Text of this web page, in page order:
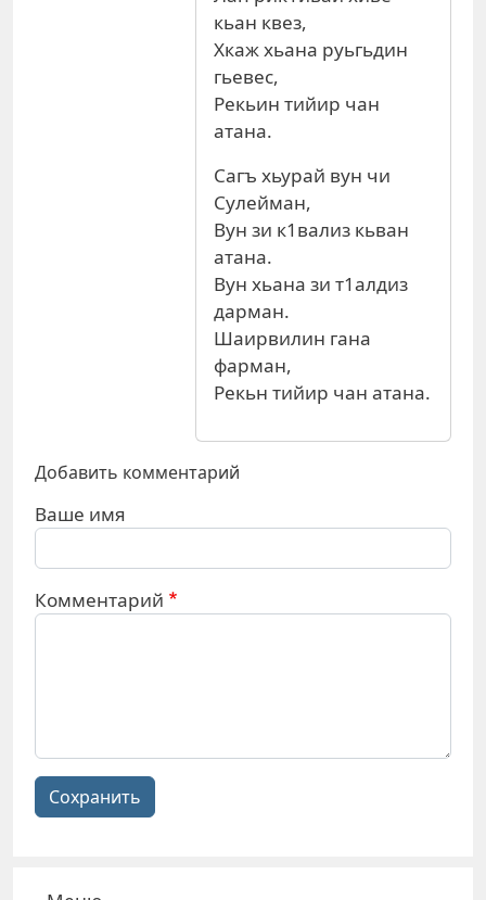
кьан квез,
Хкаж хьана руьгьдин
гьевес,
Рекьин тийир чан
атана.
Сагъ хьурай вун чи
Сулейман,
Вун зи к1вализ кьван
атана.
Вун хьана зи т1алдиз
дарман.
Шаирвилин гана
фарман,
Рекьн тийир чан атана.
Добавить комментарий
Ваше имя
Комментарий
Сохранить